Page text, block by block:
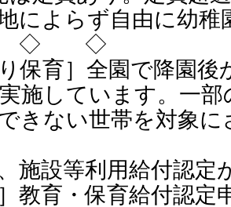
によらず自由に幼稚
◇ ◇
り保育］全園で降園
施しています。一
きない世帯を対象
施設等利用給付認定
］教育・保育給付認